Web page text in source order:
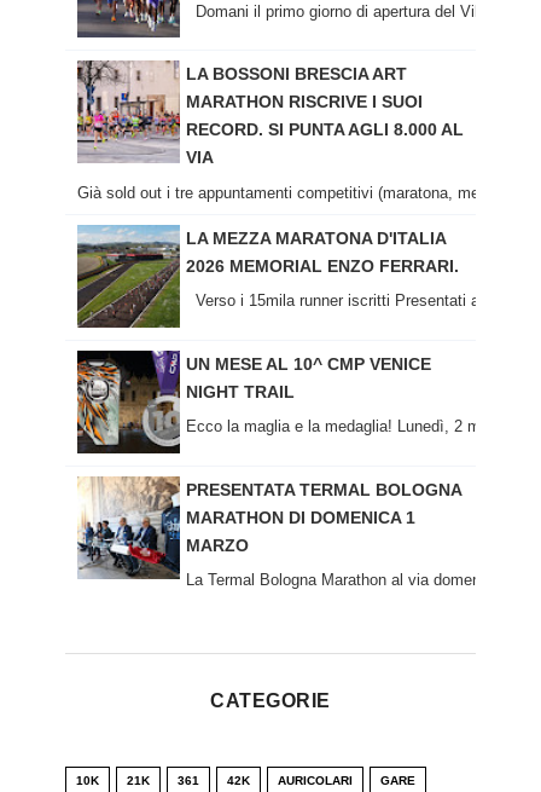
Domani il primo giorno di apertura del Villaggio
LA BOSSONI BRESCIA ART
MARATHON RISCRIVE I SUOI
RECORD. SI PUNTA AGLI 8.000 AL
VIA
Già sold out i tre appuntamenti competitivi (maratona, mezza
LA MEZZA MARATONA D'ITALIA
2026 MEMORIAL ENZO FERRARI.
Verso i 15mila runner iscritti Presentati al
UN MESE AL 10^ CMP VENICE
NIGHT TRAIL
Ecco la maglia e la medaglia! Lunedì, 2 marzo
PRESENTATA TERMAL BOLOGNA
MARATHON DI DOMENICA 1
MARZO
La Termal Bologna Marathon al via domenica 1
CATEGORIE
10K 21K 361 42K AURICOLARI GARE